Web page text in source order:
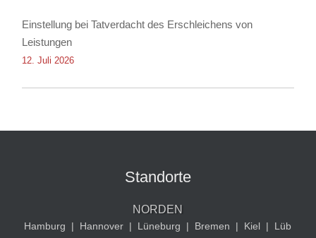
Einstellung bei Tatverdacht des Erschleichens von
Leistungen
12. Juli 2026
Standorte
NORDEN
Hamburg | Hannover | Lüneburg | Bremen | Kiel |
Lüb